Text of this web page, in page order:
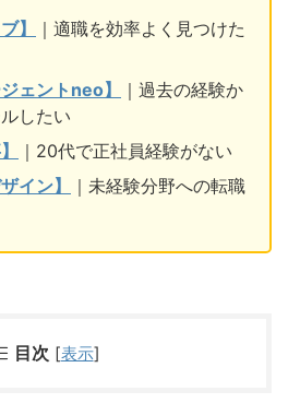
】
｜適職を効率よく見つけた
ェントneo】
｜過去の経験か
したい
｜20代で正社員経験がない
イン】
｜未経験分野への転職
目次 [表示]